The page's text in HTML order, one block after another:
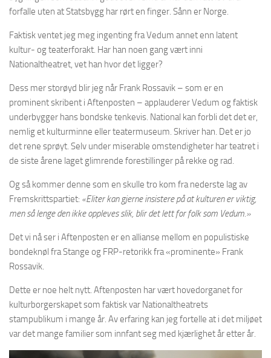
forfalle uten at Statsbygg har rørt en finger. Sånn er Norge.
Faktisk ventet jeg meg ingenting fra Vedum annet enn latent
kultur- og teaterforakt. Har han noen gang vært inni
Nationaltheatret, vet han hvor det ligger?
Dess mer storøyd blir jeg når Frank Rossavik – som er en
prominent skribent i Aftenposten – applauderer Vedum og faktisk
underbygger hans bondske tenkevis. National kan forbli det det er,
nemlig et kulturminne eller teatermuseum. Skriver han. Det er jo
det rene sprøyt. Selv under miserable omstendigheter har teatret i
de siste årene laget glimrende forestillinger på rekke og rad.
Og så kommer denne som en skulle tro kom fra nederste lag av
Fremskrittspartiet: «Eliter kan gjerne insistere på at kulturen er viktig,
men så lenge den ikke oppleves slik, blir det lett for folk som Vedum.»
Det vi nå ser i Aftenposten er en allianse mellom en populistiske
bondeknøl fra Stange og FRP-retorikk fra «prominente» Frank
Rossavik.
Dette er noe helt nytt. Aftenposten har vært hovedorganet for
kulturborgerskapet som faktisk var Nationaltheatrets
stampublikum i mange år. Av erfaring kan jeg fortelle at i det miljøet
var det mange familier som innfant seg med kjærlighet år etter år.